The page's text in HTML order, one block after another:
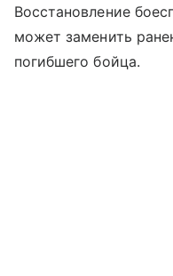
Восстановление
может заменить
погибшего бойца.